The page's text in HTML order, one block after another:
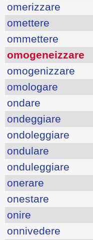
omerizzare
omettere
ommettere
omogeneizzare
omogenizzare
omologare
ondare
ondeggiare
ondoleggiare
ondulare
onduleggiare
onerare
onestare
onire
onnivedere